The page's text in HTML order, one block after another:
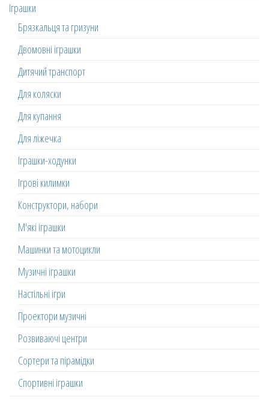
Іграшки
Брязкальця та гризуни
Двомовні іграшки
Дитячий транспорт
Для коляски
Для купання
Для ліжечка
Іграшки-ходунки
Ігрові килимки
Конструктори, набори
М'які іграшки
Машинки та мотоцикли
Музичні іграшки
Настільні ігри
Проектори музичні
Розвиваючі центри
Сортери та пірамідки
Спортивні іграшки